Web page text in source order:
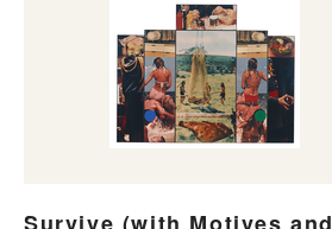
Survive (with Motives and